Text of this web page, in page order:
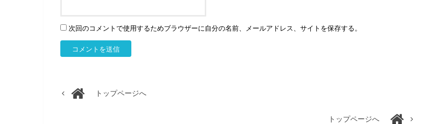
次回のコメントで使用するためブラウザーに自分の名前、メールアドレス、サイトを保存する。
トップページへ
トップページへ